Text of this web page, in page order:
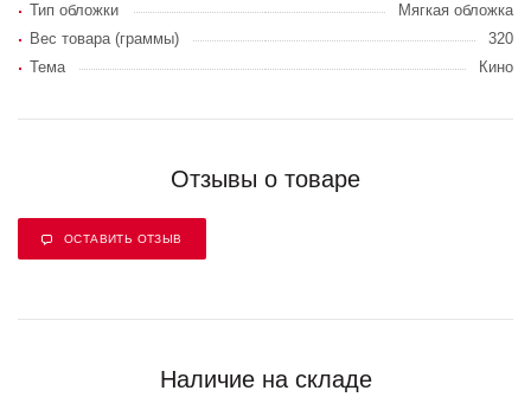
Тип обложки
Мягкая обложка
Вес товара (граммы)
320
Тема
Кино
Отзывы о товаре
ОСТАВИТЬ ОТЗЫВ
Наличие на складе